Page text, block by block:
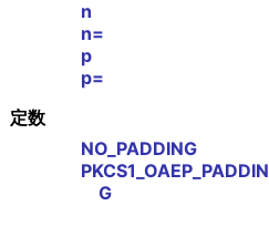
n
n=
p
p=
定数
NO_PADDING
PKCS1_OAEP_PADDIN
G